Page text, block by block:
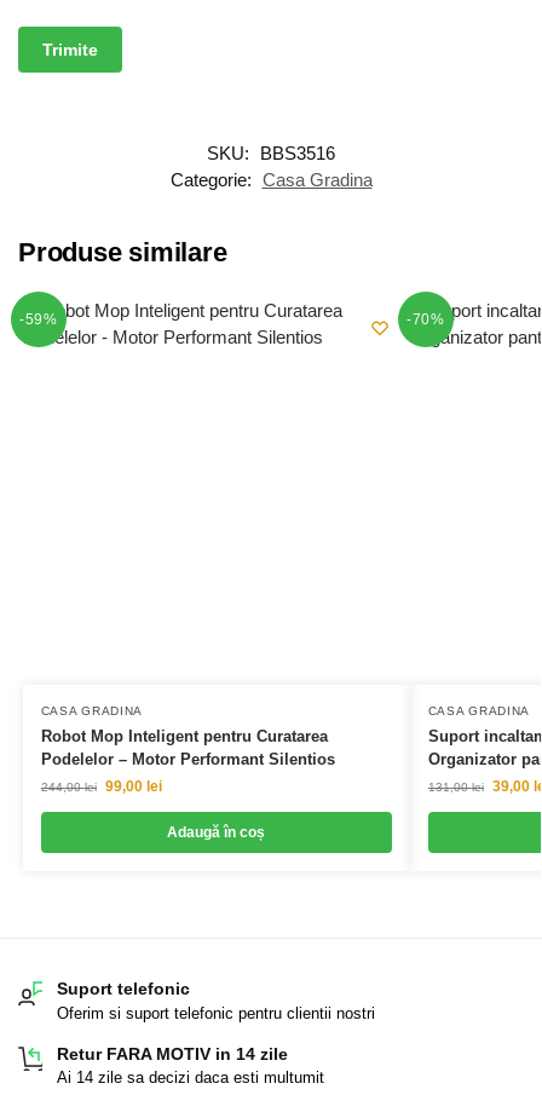
SKU:
BBS3516
Categorie: Casa Gradina
Produse similare
-59%
CASA GRADINA
Robot Mop Inteligent pentru Curatarea
Podelelor – Motor Performant Silentios
244,00lei 99,00 lei
Adaugă în coș
-70%
CASA GRADINA
Suport
Organizator
131,00lei 39,00
Suport telefonic
Oferim si suport telefonic pentru clientii nostri
Retur FARA MOTIV in 14 zile
Ai 14 zile sa decizi daca esti multumit